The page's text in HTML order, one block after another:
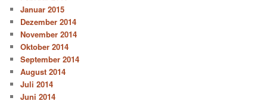
Januar 2015
Dezember 2014
November 2014
Oktober 2014
September 2014
August 2014
Juli 2014
Juni 2014